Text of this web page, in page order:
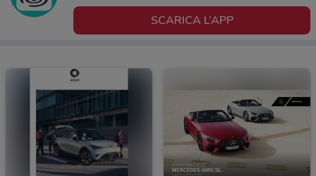
SCARICA L’APP